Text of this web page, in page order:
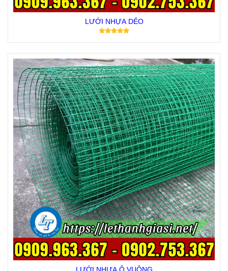
LƯỚI NHỰA DẺO
LƯỚI NHỰA Ô VUÔNG